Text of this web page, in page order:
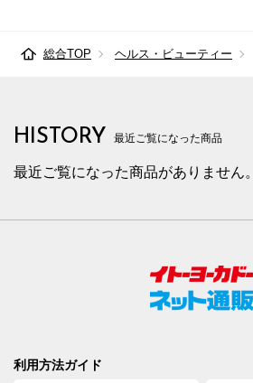
総合TOP ヘルス・ビューティー
HISTORY 最近ご覧になった商品
最近ご覧になった商品がありません。
利用方法ガイド